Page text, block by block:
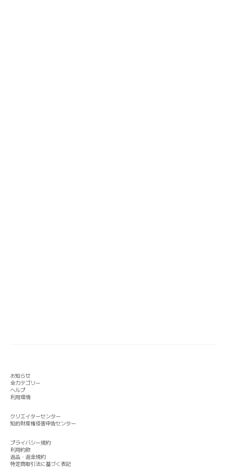
お知らせ
全カテゴリー
ヘルプ
利用環境
クリエイターセンター
知的財産権侵害申告センター
プライバシー規約
利用約款
返品・返金規約
特定商取引法に基づく表記